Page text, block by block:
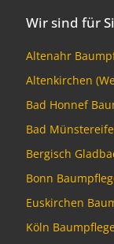
Wir sind für
Altenahr
Altenkirchen
Bad Honnef
Bad
Bergisch
Bonn
Euskirchen
Köln